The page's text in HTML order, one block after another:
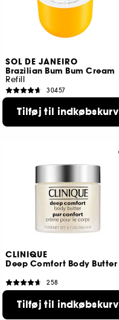
SOL DE JANEIRO
Brazilian Bum Bum Cream
Refill
30457
Tilføj til indkøbskurv
CLINIQUE
Deep Comfort Body Butter
258
319,00 KR
Tilføj til indkøbskurv